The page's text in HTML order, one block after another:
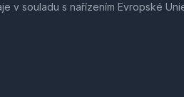
v souladu s nařízením Evropské